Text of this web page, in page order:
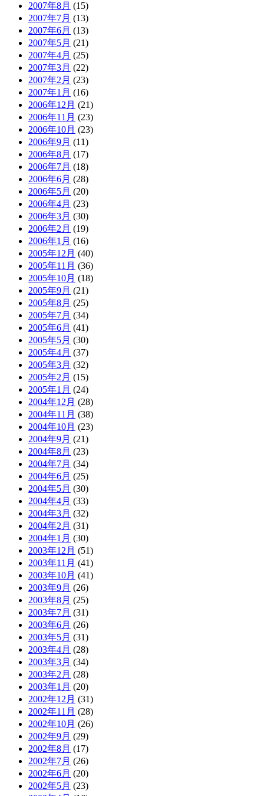
2007年8月 (15)
2007年7月 (13)
2007年6月 (13)
2007年5月 (21)
2007年4月 (25)
2007年3月 (22)
2007年2月 (23)
2007年1月 (16)
2006年12月 (21)
2006年11月 (23)
2006年10月 (23)
2006年9月 (11)
2006年8月 (17)
2006年7月 (18)
2006年6月 (28)
2006年5月 (20)
2006年4月 (23)
2006年3月 (30)
2006年2月 (19)
2006年1月 (16)
2005年12月 (40)
2005年11月 (36)
2005年10月 (18)
2005年9月 (21)
2005年8月 (25)
2005年7月 (34)
2005年6月 (41)
2005年5月 (30)
2005年4月 (37)
2005年3月 (32)
2005年2月 (15)
2005年1月 (24)
2004年12月 (28)
2004年11月 (38)
2004年10月 (23)
2004年9月 (21)
2004年8月 (23)
2004年7月 (34)
2004年6月 (25)
2004年5月 (30)
2004年4月 (33)
2004年3月 (32)
2004年2月 (31)
2004年1月 (30)
2003年12月 (51)
2003年11月 (41)
2003年10月 (41)
2003年9月 (26)
2003年8月 (25)
2003年7月 (31)
2003年6月 (26)
2003年5月 (31)
2003年4月 (28)
2003年3月 (34)
2003年2月 (28)
2003年1月 (20)
2002年12月 (31)
2002年11月 (28)
2002年10月 (26)
2002年9月 (29)
2002年8月 (17)
2002年7月 (26)
2002年6月 (20)
2002年5月 (23)